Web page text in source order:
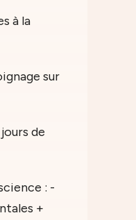
à la
sur
de
: -
+